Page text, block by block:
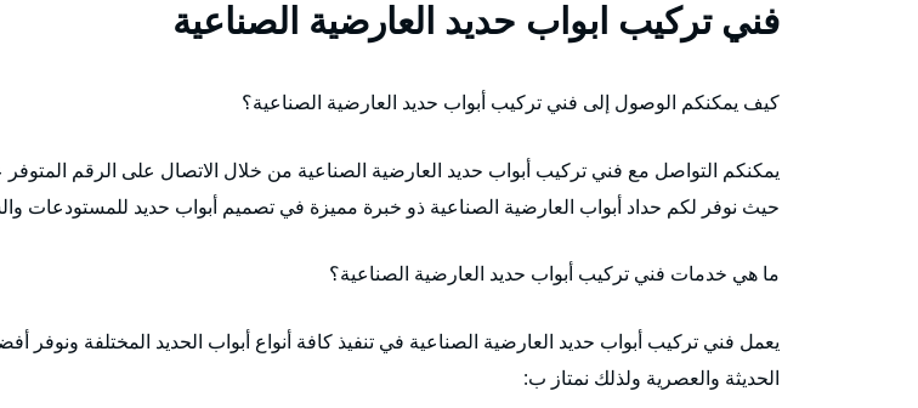
فني تركيب ابواب حديد العارضية الصناعية
كيف يمكنكم الوصول إلى فني تركيب أبواب حديد العارضية الصناعية؟
يمكنكم التواصل مع فني تركيب أبواب حديد العارضية الصناعية من خلال الاتصال على الرقم المتوفر
حيث نوفر لكم حداد أبواب العارضية الصناعية ذو خبرة مميزة في تصميم أبواب حديد للمستودعات
ما هي خدمات فني تركيب أبواب حديد العارضية الصناعية؟
يعمل فني تركيب أبواب حديد العارضية الصناعية في تنفيذ كافة أنواع أبواب الحديد المختلفة ونوفر
الحديثة والعصرية ولذلك نمتاز ب: